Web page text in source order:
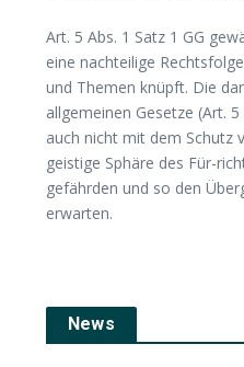
Art. 5 Abs. 1 Satz 1 GG
eine nachteilige
und Themen knüpft. Die
allgemeinen Gesetze (Art.
auch nicht mit dem Schutz
geistige Sphäre des Für-
gefährden und so den
erwarten.
News